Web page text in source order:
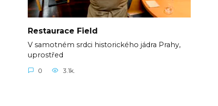
Restaurace Field
V samotném srdci historického jádra Prahy,
uprostřed
0 3.1k.